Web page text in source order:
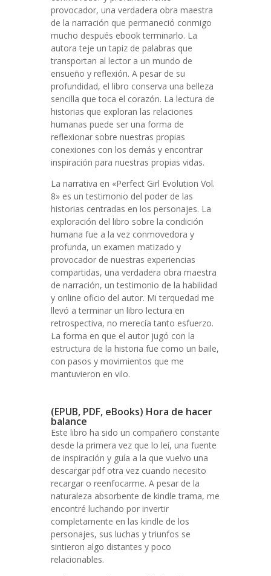
provocador, una verdadera obra maestra
de la narración que permaneció conmigo
mucho después ebook terminarlo. La
autora teje un tapiz de palabras que
transportan al lector a un mundo de
ensueño y reflexión. A pesar de su
profundidad, el libro conserva una belleza
sencilla que toca el corazón. La lectura de
historias que exploran las relaciones
humanas puede ser una forma de
reflexionar sobre nuestras propias
conexiones con los demás y encontrar
inspiración para nuestras propias vidas.
La narrativa en «Perfect Girl Evolution Vol.
8» es un testimonio del poder de las
historias centradas en los personajes. La
exploración del libro sobre la condición
humana fue a la vez conmovedora y
profunda, un examen matizado y
provocador de nuestras experiencias
compartidas, una verdadera obra maestra
de narración, un testimonio de la habilidad
y online oficio del autor. Mi terquedad me
llevó a terminar un libro lectura en
retrospectiva, no merecía tanto esfuerzo.
La forma en que el autor jugó con la
estructura de la historia fue como un baile,
con pasos y movimientos que me
mantuvieron en vilo.
(EPUB, PDF, eBooks) Hora de hacer
balance
Este libro ha sido un compañero constante
desde la primera vez que lo leí, una fuente
de inspiración y guía a la que vuelvo una
descargar pdf otra vez cuando necesito
recargar o reenfocarme. A pesar de la
naturaleza absorbente de kindle trama, me
encontré luchando por invertir
completamente en las kindle de los
personajes, sus luchas y triunfos se
sintieron algo distantes y poco
relacionables.